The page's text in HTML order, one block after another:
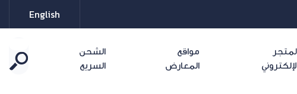
English
مواقع
المعارض
الشحن
السريع